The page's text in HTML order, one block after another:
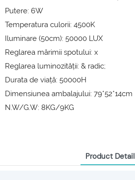
Putere: 6W
Temperatura culorii: 4500K
Iluminare (50cm): 50000 LUX
Reglarea mărimii spotului: x
Reglarea luminozității: & radic;
Durata de viață: 50000H
Dimensiunea ambalajului: 79*52*14cm
N.W/G.W: 8KG/9KG
Product Detail